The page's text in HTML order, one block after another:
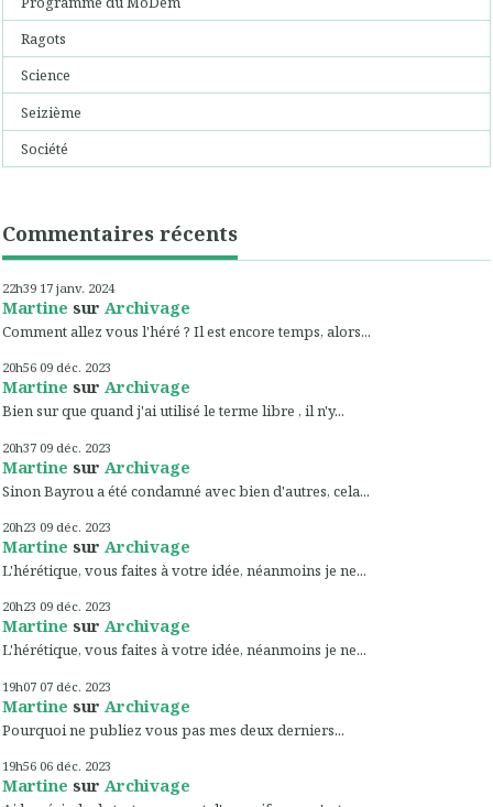
Ragots
Science
Seizième
Société
Commentaires récents
22h39 17 janv. 2024
Martine sur Archivage
Comment allez vous l'héré ? Il est encore temps, alors...
20h56 09 déc. 2023
Martine sur Archivage
Bien sur que quand j'ai utilisé le terme libre , il n'y...
20h37 09 déc. 2023
Martine sur Archivage
Sinon Bayrou a été condamné avec bien d'autres, cela...
20h23 09 déc. 2023
Martine sur Archivage
L'hérétique, vous faites à votre idée, néanmoins je ne...
20h23 09 déc. 2023
Martine sur Archivage
L'hérétique, vous faites à votre idée, néanmoins je ne...
19h07 07 déc. 2023
Martine sur Archivage
Pourquoi ne publiez vous pas mes deux derniers...
19h56 06 déc. 2023
Martine sur Archivage